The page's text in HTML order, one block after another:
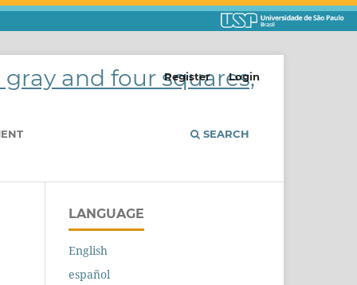
SEARCH
Register Login
LANGUAGE
English
español